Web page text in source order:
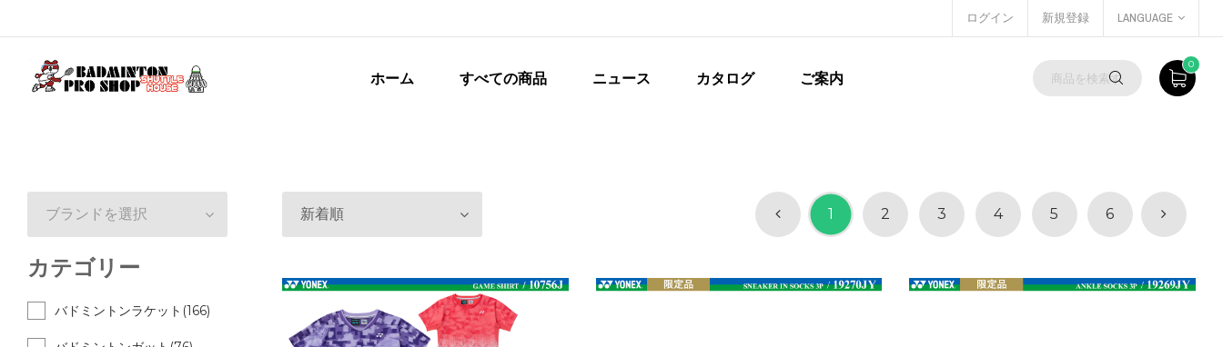
ログイン 新規登録 LANGUAGE
ホーム すべての商品 ニュース カタログ ご案内
0
新着順 1 2 3 4 5 6
ブランドを選択
カテゴリー
バドミントンラケット(166)